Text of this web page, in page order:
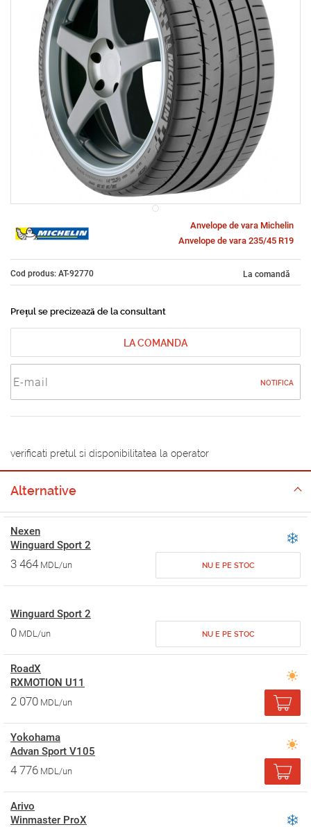
Anvelope de vara Michelin
Anvelope de vara 235/45 R19
Cod produs: AT-92770 La comandă
Prețul se precizează de la consultant
LA COMANDA
NOTIFICA
verificati pretul si disponibilitatea la operator
Alternative
Nexen
Winguard Sport 2
3 464 MDL/un NU E PE STOC
Winguard Sport 2
0 MDL/un NU E PE STOC
RoadX
RXMOTION U11
2 070 MDL/un
Yokohama
Advan Sport V105
4 776 MDL/un
Arivo
Winmaster ProX